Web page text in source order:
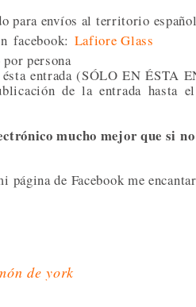
para envíos al territorio español
facebook: Lafiore Glass
persona
entrada (SÓLO EN ÉSTA
de la entrada
mucho mejor que si
página de Facebook me
de york